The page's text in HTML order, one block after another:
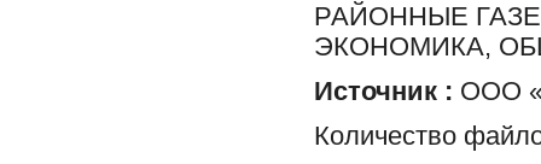
РАЙОННЫЕ
ЭКОНОМИКА,
Источник : ООО
Количество